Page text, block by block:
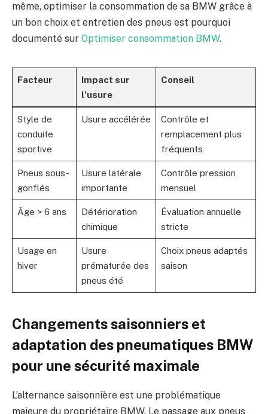
même, optimiser la consommation de sa BMW grâce à
un bon choix et entretien des pneus est pourquoi
documenté sur Optimiser consommation BMW.
Facteur
Impact sur
l’usure
Conseil
Style de
conduite
sportive
Usure accélérée
Contrôle et
remplacement plus
fréquents
Pneus sous-
gonflés
Usure latérale
importante
Contrôle pression
mensuel
Âge > 6 ans
Détérioration
chimique
Évaluation annuelle
stricte
Usage en
hiver
Usure
prématurée des
pneus été
Choix pneus adaptés
saison
Changements saisonniers et
adaptation des pneumatiques BMW
pour une sécurité maximale
L’alternance saisonnière est une problématique
majeure du propriétaire BMW. Le passage aux pneus